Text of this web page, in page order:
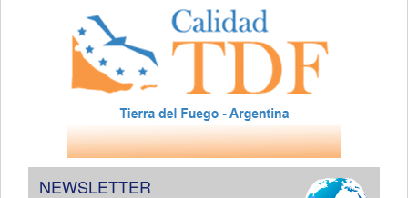
NEWSLETTER